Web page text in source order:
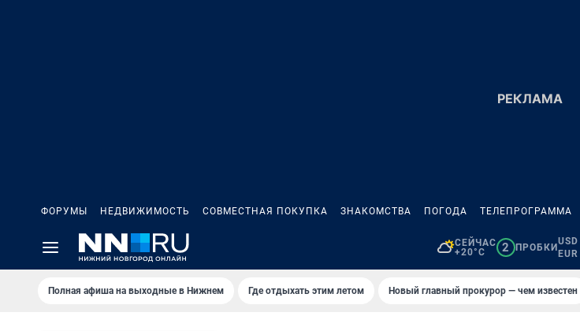
ФОРУМЫ НЕДВИЖИМОСТЬ СОВМЕСТНАЯ ПОКУПКА ЗНАКОМСТВА ПОГОДА ТЕЛЕПРОГРАММА
СЕЙЧАС
+20°C
2 ПРОБКИ
Полная афиша на выходные в Нижнем Где отдыхать этим летом Новый главный прокурор — чем известен